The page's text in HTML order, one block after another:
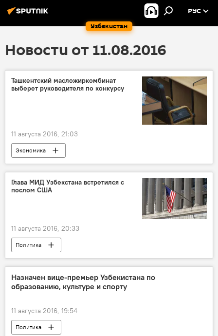
Узбекистан
РУС
Новости от 11.08.2016
Ташкентский масложиркомбинат
выберет руководителя по конкурсу
11 августа 2016, 21:03
Экономика
Глава МИД Узбекстана встретился с
послом США
11 августа 2016, 20:33
Политика
Назначен вице-премьер Узбекистана по
образованию, культуре и спорту
11 августа 2016, 19:54
Политика